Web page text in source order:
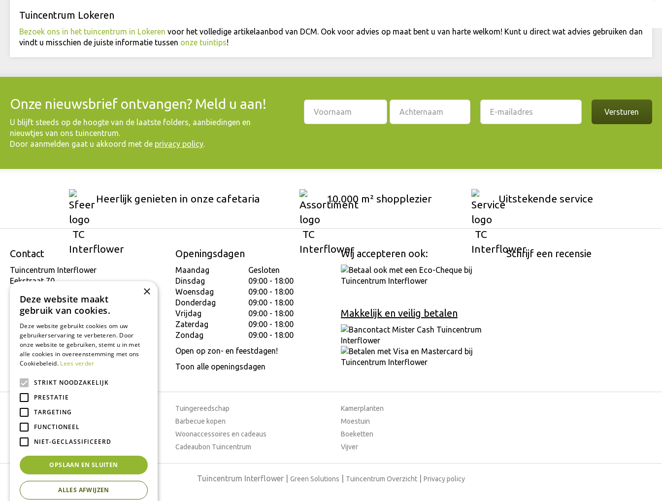
Tuincentrum Lokeren
Bezoek ons in het tuincentrum in Lokeren voor het volledige artikelaanbod van DCM. Ook voor advies op maat bent u van harte welkom! Kunt u direct wat advies gebruiken dan
vindt u misschien de juiste informatie tussen onze tuintips!
Onze nieuwsbrief ontvangen? Meld u aan!
​U blijft steeds op de hoogte van de laatste folders, aanbiedingen en
nieuwtjes van ons tuincentrum.
Door aanmelden gaat u akkoord met de privacy policy.
Heerlijk genieten in onze cafetaria 10.000 m² shopplezier Uitstekende service
Contact
Tuincentrum Interflower
Eekstraat 70
+32 934 806 03
info@interflower.be
Openingsdagen
Maandag
Gesloten
Dinsdag
09:00 - 18:00
Woensdag
09:00 - 18:00
Donderdag
09:00 - 18:00
Vrijdag
09:00 - 18:00
Zaterdag
09:00 - 18:00
Zondag
09:00 - 18:00
Open op zon- en feestdagen!
Toon alle openingsdagen
Wij accepteren ook:
Makkelijk en veilig betalen
Schrijf een recensie
Tuincentrum
Dierenwinkel
Tuinplanten
Cafetaria
Tuingereedschap
Barbecue kopen
Woonaccessoires en cadeaus
Cadeaubon Tuincentrum
Kamerplanten
Moestuin
Boeketten
Vijver
Tuincentrum Interflower Green Solutions Tuincentrum Overzicht Privacy policy
×
Deze website maakt
gebruik van cookies.
Deze website gebruikt cookies om uw
gebruikerservaring te verbeteren. Door
onze website te gebruiken, stemt u in met
alle cookies in overeenstemming met ons
Cookiebeleid. Lees verder
STRIKT NOODZAKELIJK
PRESTATIE
TARGETING
FUNCTIONEEL
NIET-GECLASSIFICEERD
OPSLAAN EN SLUITEN
ALLES AFWIJZEN